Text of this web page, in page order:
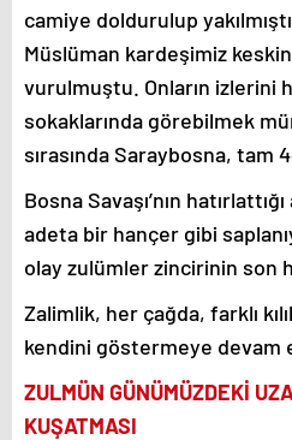
camiye doldurulup
Müslüman kardeşimiz
vurulmuştu. Onların izlerini
sokaklarında görebilmek
sırasında Saraybosna, tam
Bosna Savaşı’nın
adeta bir hançer gibi
olay zulümler zincirinin son
Zalimlik, her çağda, farklı
kendini göstermeye devam
ZULMÜN GÜNÜMÜZDEKİ
KUŞATMASI